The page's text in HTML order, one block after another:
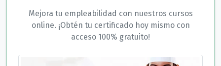
Mejora tu empleabilidad con nuestros cursos
online. ¡Obtén tu certificado hoy mismo con
acceso 100% gratuito!